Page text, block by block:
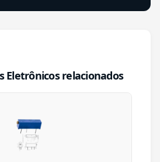
Eletrônicos relacionados